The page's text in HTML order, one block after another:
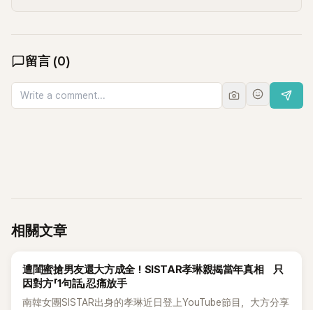
留言 (0)
相關文章
K-POP
遭閨蜜搶男友還大方成全！SISTAR孝琳親揭當年真相 只
因對方「1句話」忍痛放手
南韓女團SISTAR出身的孝琳近日登上YouTube節目，大方分享